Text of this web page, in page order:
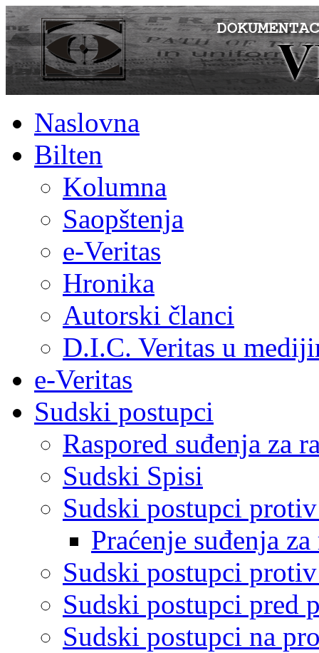
Naslovna
Bilten
Kolumna
Saopštenja
e-Veritas
Hronika
Autorski članci
D.I.C. Veritas u
e-Veritas
Sudski postupci
Raspored suđenja za
Sudski Spisi
Sudski postupci
Praćenje suđenja
Sudski postupci
Sudski postupci pred
Sudski postupci na